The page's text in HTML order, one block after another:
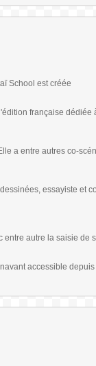
School est créée
française
a entre autres co-
essayiste et
entre autre la saisie de
accessible